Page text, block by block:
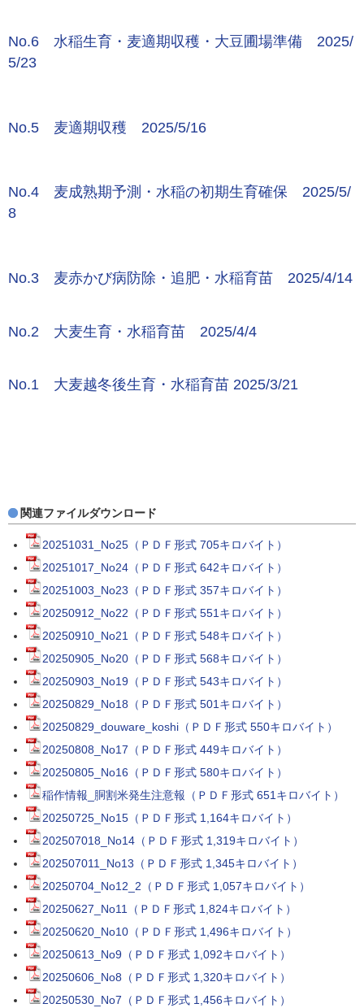
No.6 水稲生育・麦適期収穫・大豆圃場準備 2025/
5/23
No.5 麦適期収穫 2025/5/16
No.4 麦成熟期予測・水稲の初期生育確保 2025/5/
8
No.3 麦赤かび病防除・追肥・水稲育苗 2025/4/14
No.2 大麦生育・水稲育苗 2025/4/4
No.1 大麦越冬後生育・水稲育苗 2025/3/21
関連ファイルダウンロード
20251031_No25（ＰＤＦ形式 705キロバイト）
20251017_No24（ＰＤＦ形式 642キロバイト）
20251003_No23（ＰＤＦ形式 357キロバイト）
20250912_No22（ＰＤＦ形式 551キロバイト）
20250910_No21（ＰＤＦ形式 548キロバイト）
20250905_No20（ＰＤＦ形式 568キロバイト）
20250903_No19（ＰＤＦ形式 543キロバイト）
20250829_No18（ＰＤＦ形式 501キロバイト）
20250829_douware_koshi（ＰＤＦ形式 550キロバイト）
20250808_No17（ＰＤＦ形式 449キロバイト）
20250805_No16（ＰＤＦ形式 580キロバイト）
稲作情報_胴割米発生注意報（ＰＤＦ形式 651キロバイト）
20250725_No15（ＰＤＦ形式 1,164キロバイト）
202507018_No14（ＰＤＦ形式 1,319キロバイト）
202507011_No13（ＰＤＦ形式 1,345キロバイト）
20250704_No12_2（ＰＤＦ形式 1,057キロバイト）
20250627_No11（ＰＤＦ形式 1,824キロバイト）
20250620_No10（ＰＤＦ形式 1,496キロバイト）
20250613_No9（ＰＤＦ形式 1,092キロバイト）
20250606_No8（ＰＤＦ形式 1,320キロバイト）
20250530_No7（ＰＤＦ形式 1,456キロバイト）